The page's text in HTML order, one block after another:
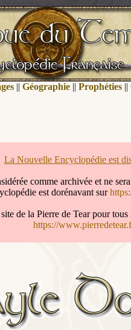
|| Géographie|| Prophéties||
La Nouvelle Encyclopédie est
comme archivée et ne
est dorénavant sur
de la Pierre de Tear pour
https://